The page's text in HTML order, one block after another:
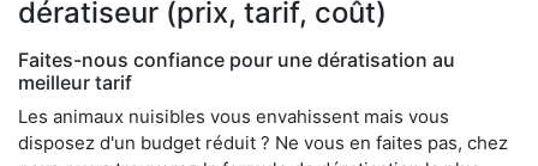
dératiseur (prix, tarif, coût)
Faites-nous confiance pour une dératisation au
meilleur tarif
Les animaux nuisibles vous envahissent mais vous
disposez d'un budget réduit ? Ne vous en faites pas, chez